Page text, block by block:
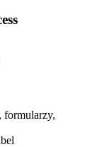
formularzy,